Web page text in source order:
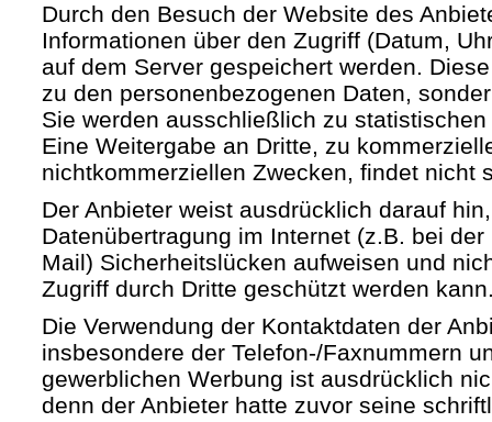
Durch den Besuch der Website des
Informationen über den Zugriff (Datum,
auf dem Server gespeichert werden.
zu den personenbezogenen Daten,
Sie werden ausschließlich zu
Eine Weitergabe an Dritte, zu
nichtkommerziellen Zwecken, findet nicht
Der Anbieter weist ausdrücklich darauf
Datenübertragung im Internet (z.B. bei
Mail) Sicherheitslücken aufweisen und
Zugriff durch Dritte geschützt werden
Die Verwendung der Kontaktdaten der
insbesondere der Telefon-/Faxnummern
gewerblichen Werbung ist ausdrücklich
denn der Anbieter hatte zuvor seine